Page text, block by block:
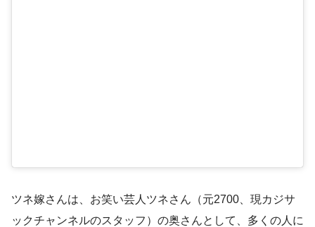
ツネ嫁さんは、お笑い芸人ツネさん（元2700、現カジサ
ックチャンネルのスタッフ）の奥さんとして、多くの人に